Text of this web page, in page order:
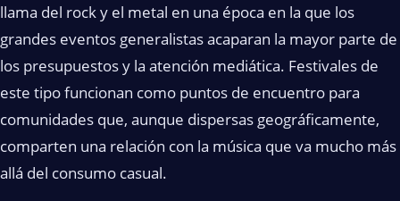
llama del rock y el metal en una época en la que los
grandes eventos generalistas acaparan la mayor parte de
los presupuestos y la atención mediática. Festivales de
este tipo funcionan como puntos de encuentro para
comunidades que, aunque dispersas geográficamente,
comparten una relación con la música que va mucho más
allá del consumo casual.